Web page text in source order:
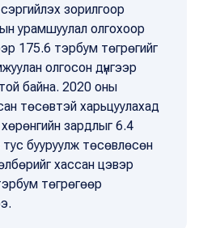
зорилгоор
урамшуулал олгохоор
175.6 тэрбум төгрөгийг
олгосон дүнгээр
байна. 2020 оны
төсөвтэй харьцуулахад
зардлыг 6.4
бууруулж төсөвлөсөн
хассан цэвэр
төгрөгөөр